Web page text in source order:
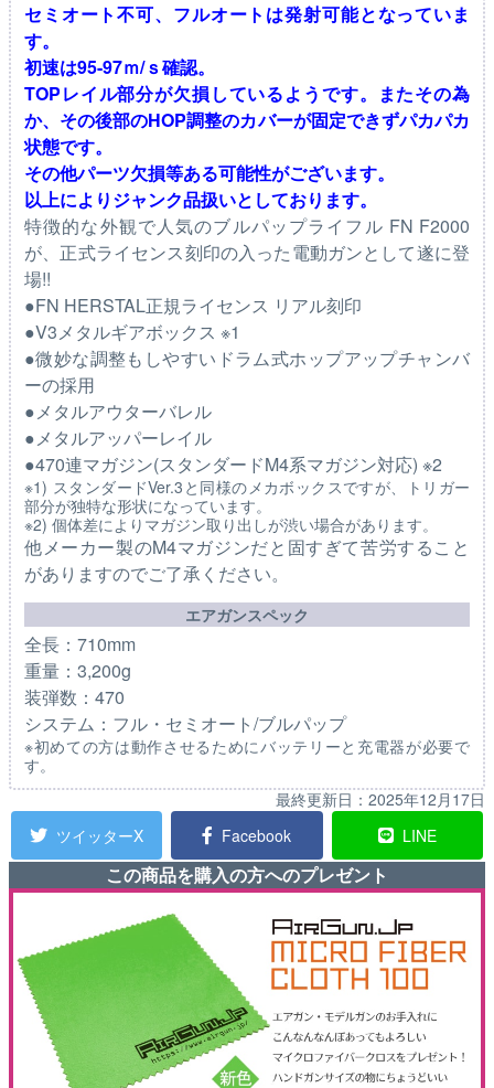
セミオート不可、フルオートは発射可能となっていま
す。
初速は95-97ｍ/ｓ確認。
TOPレイル部分が欠損しているようです。またその為
か、その後部のHOP調整のカバーが固定できずパカパカ
状態です。
その他パーツ欠損等ある可能性がございます。
以上によりジャンク品扱いとしております。
特徴的な外観で人気のブルパップライフル FN F2000
が、正式ライセンス刻印の入った電動ガンとして遂に登
場!!
●FN HERSTAL正規ライセンス リアル刻印
●V3メタルギアボックス ※1
●微妙な調整もしやすいドラム式ホップアップチャンバ
ーの採用
●メタルアウターバレル
●メタルアッパーレイル
●470連マガジン(スタンダードM4系マガジン対応) ※2
※1) スタンダードVer.3と同様のメカボックスですが、トリガー
部分が独特な形状になっています。
※2) 個体差によりマガジン取り出しが渋い場合があります。
他メーカー製のM4マガジンだと固すぎて苦労すること
がありますのでご了承ください。
エアガンスペック
全長：710mm
重量：3,200g
装弾数：470
システム：フル・セミオート/ブルパップ
※初めての方は動作させるためにバッテリーと充電器が必要で
す。
最終更新日： 2025年12月17日
ツイッターX
Facebook LINE
この商品を購入の方へのプレゼント